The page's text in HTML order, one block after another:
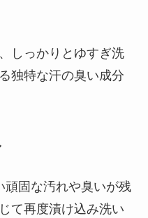
しっかりとゆすぎ洗
独特な汗の臭い成分
頑固な汚れや臭いが残
て再度漬け込み洗い